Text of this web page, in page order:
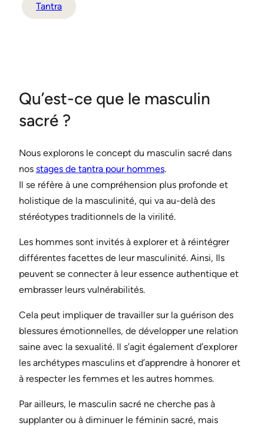
Tantra
Qu’est-ce que le masculin
sacré ?
Nous explorons le concept du masculin sacré dans
nos stages de tantra pour hommes.
Il se réfère à une compréhension plus profonde et
holistique de la masculinité, qui va au-delà des
stéréotypes traditionnels de la virilité.
Les hommes sont invités à explorer et à réintégrer
différentes facettes de leur masculinité. Ainsi, Ils
peuvent se connecter à leur essence authentique et
embrasser leurs vulnérabilités.
Cela peut impliquer de travailler sur la guérison des
blessures émotionnelles, de développer une relation
saine avec la sexualité. Il s’agit également d’explorer
les archétypes masculins et d’apprendre à honorer et
à respecter les femmes et les autres hommes.
Par ailleurs, le masculin sacré ne cherche pas à
supplanter ou à diminuer le féminin sacré, mais